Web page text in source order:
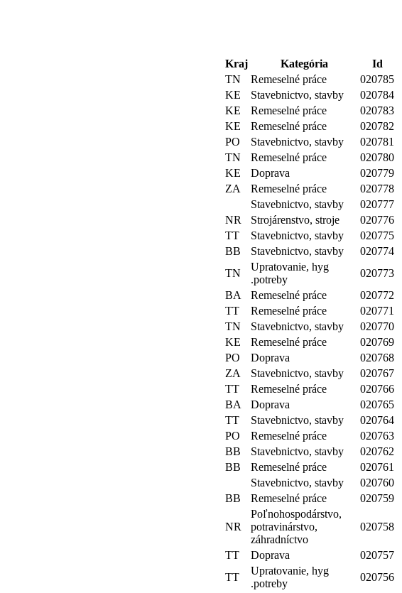
Kraj Kategória
Id
TN Remeselné práce
020785
KE Stavebnictvo, stavby
020784
KE Remeselné práce
020783
KE Remeselné práce
020782
PO Stavebnictvo, stavby
020781
TN Remeselné práce
020780
KE Doprava
020779
ZA Remeselné práce
020778
Stavebnictvo, stavby
020777
NR Strojárenstvo, stroje
020776
TT Stavebnictvo, stavby
020775
BB Stavebnictvo, stavby
020774
TN
Upratovanie, hyg
.potreby
020773
BA Remeselné práce
020772
TT Remeselné práce
020771
TN Stavebnictvo, stavby
020770
KE Remeselné práce
020769
PO Doprava
020768
ZA Stavebnictvo, stavby
020767
TT Remeselné práce
020766
BA Doprava
020765
TT Stavebnictvo, stavby
020764
PO Remeselné práce
020763
BB Stavebnictvo, stavby
020762
BB Remeselné práce
020761
Stavebnictvo, stavby
020760
BB Remeselné práce 020759
NR
Poľnohospodárstvo,
potravinárstvo,
záhradníctvo
020758
TT Doprava
020757
TT
Upratovanie, hyg
.potreby
020756